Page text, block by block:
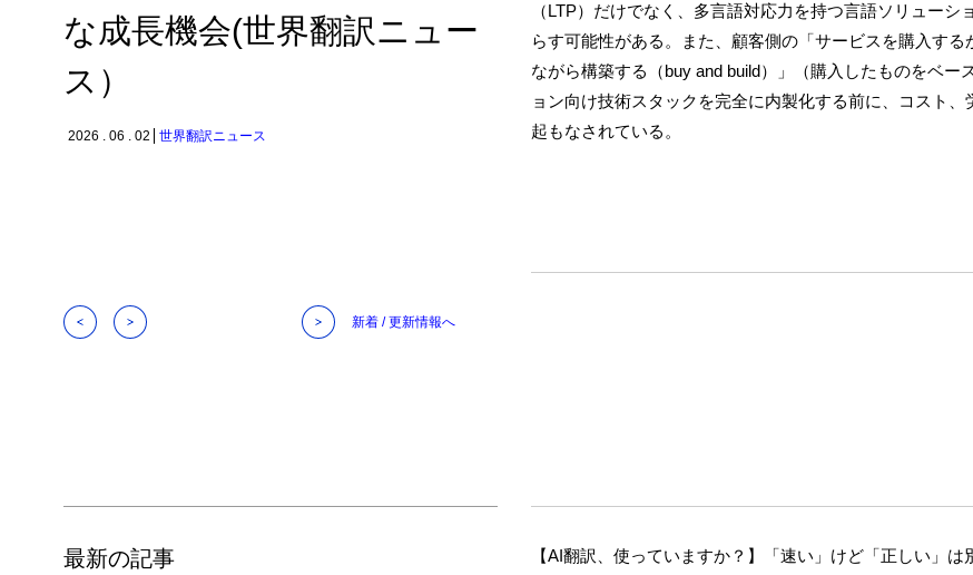
な成長機会(世界翻訳ニュー
ス）
2026 . 06 . 02 世界翻訳ニュース
（LTP）だけでなく、多言語対応力を持つ言語ソリュー
らす可能性がある。また、顧客側の「サービスを購入す
ながら構築する（buy and build）」（購入したものをベ
ョン向け技術スタックを完全に内製化する前に、コスト
起もなされている。
新着 / 更新情報へ
最新の記事 【AI翻訳、使っていますか？】「速い」けど「正しい」は